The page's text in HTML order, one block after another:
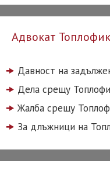
Адвокат
Давност на
Дела срещу
Жалба срещу
За длъжници на